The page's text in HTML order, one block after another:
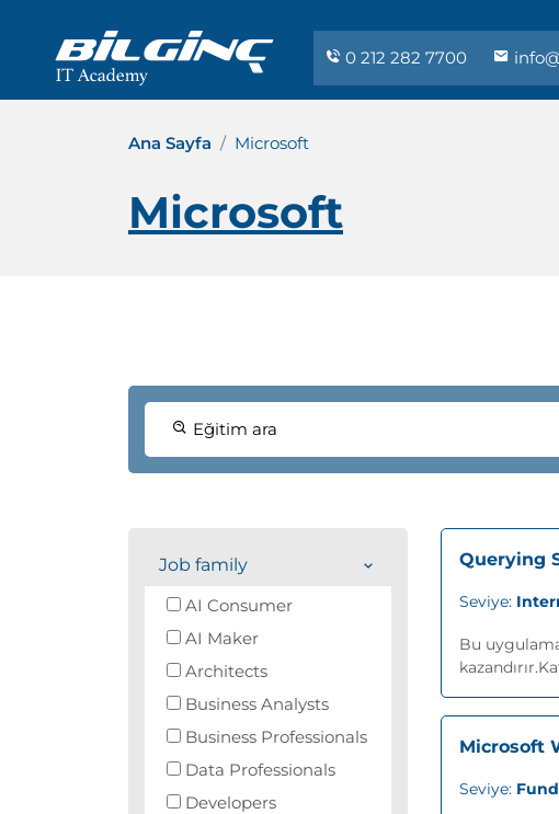
0 212 282 7700
Ana Sayfa Microsoft
Microsoft
Eğitim ara
Job family
AI Consumer
AI Maker
Architects
Business Analysts
Business Professionals
Data Professionals
Developers
Querying
Seviye:
Bu
Microsoft
Seviye: